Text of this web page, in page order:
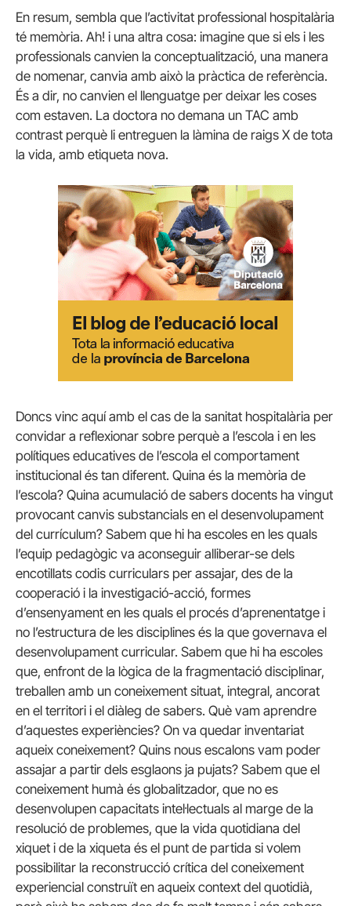
En resum, sembla que l’activitat professional hospitalària
té memòria. Ah! i una altra cosa: imagine que si els i les
professionals canvien la conceptualització, una manera
de nomenar, canvia amb això la pràctica de referència.
És a dir, no canvien el llenguatge per deixar les coses
com estaven. La doctora no demana un TAC amb
contrast perquè li entreguen la làmina de raigs X de tota
la vida, amb etiqueta nova.
Doncs vinc aquí amb el cas de la sanitat hospitalària per
convidar a reflexionar sobre perquè a l’escola i en les
polítiques educatives de l’escola el comportament
institucional és tan diferent. Quina és la memòria de
l’escola? Quina acumulació de sabers docents ha vingut
provocant canvis substancials en el desenvolupament
del currículum? Sabem que hi ha escoles en les quals
l’equip pedagògic va aconseguir alliberar-se dels
encotillats codis curriculars per assajar, des de la
cooperació i la investigació-acció, formes
d’ensenyament en les quals el procés d’aprenentatge i
no l’estructura de les disciplines és la que governava el
desenvolupament curricular. Sabem que hi ha escoles
que, enfront de la lògica de la fragmentació disciplinar,
treballen amb un coneixement situat, integral, ancorat
en el territori i el diàleg de sabers. Què vam aprendre
d’aquestes experiències? On va quedar inventariat
aqueix coneixement? Quins nous escalons vam poder
assajar a partir dels esglaons ja pujats? Sabem que el
coneixement humà és globalitzador, que no es
desenvolupen capacitats intel·lectuals al marge de la
resolució de problemes, que la vida quotidiana del
xiquet i de la xiqueta és el punt de partida si volem
possibilitar la reconstrucció crítica del coneixement
experiencial construït en aqueix context del quotidià,